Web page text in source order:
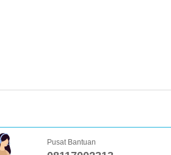
Pusat Bantuan